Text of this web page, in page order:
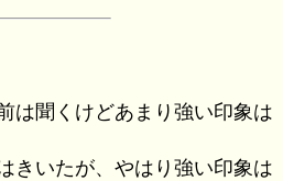
は聞くけどあまり強い印象は
きいたが、やはり強い印象は